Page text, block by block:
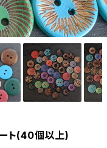
ト(40個以上)